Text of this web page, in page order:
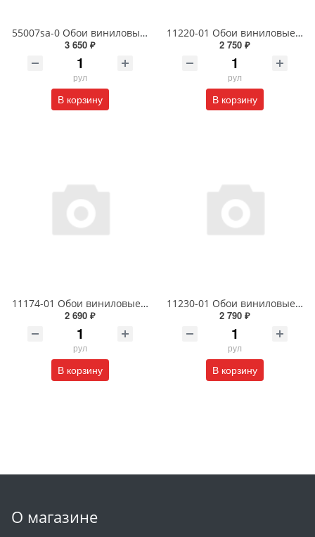
55007sa-0 Обои виниловые на флизелиновой основе под покраску антивандальные 1.06 X 25 м
3 650 ₽
рул
В корзину
11220-01 Обои виниловые на флизелиновой основе Фотон- уни1.06 X 10 м
2 750 ₽
рул
В корзину
11174-01 Обои виниловые на флизелиновой основе Сорренто1.06 X 10м
2 690 ₽
рул
В корзину
11230-01 Обои виниловые на флизелиновой основе Диски- уни1.06 X 10м
2 790 ₽
рул
В корзину
О магазине